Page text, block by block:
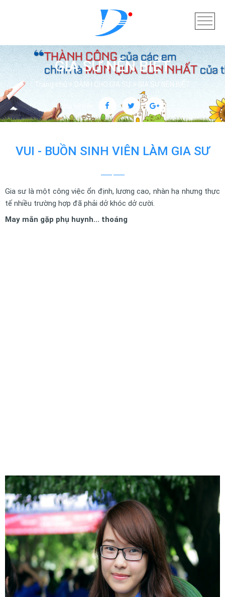
GIA SƯ NÊN BIẾT
Trang chủ DÀNH CHO GIA SƯ GIA SƯ NÊN BIẾT
Chia sẻ trên:
VUI - BUỒN SINH VIÊN LÀM GIA SƯ
Gia sư là một công việc ổn định, lương cao, nhàn hạ nhưng thực
tế nhiều trường hợp đã phải dở khóc dở cười.
May mắn gặp phụ huynh... thoáng